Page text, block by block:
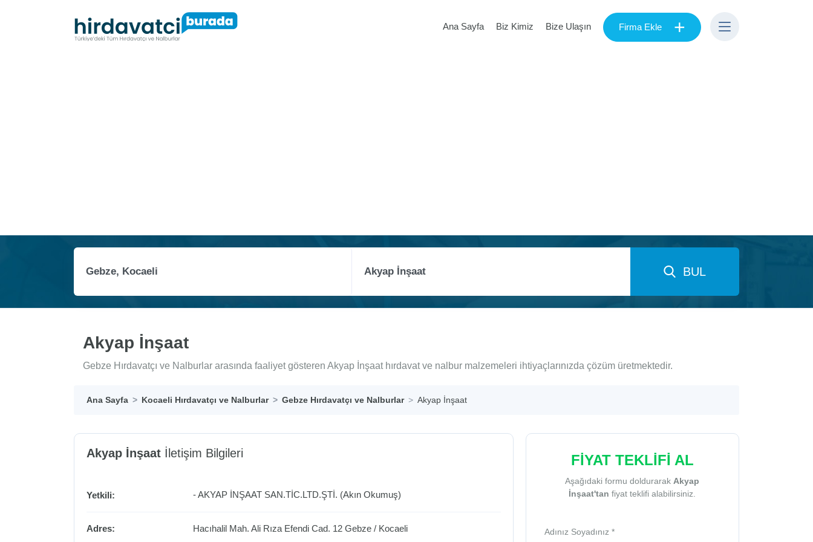
Ana Sayfa Biz Kimiz Bize Ulaşın Firma Ekle +
BUL
Akyap İnşaat
Gebze Hırdavatçı ve Nalburlar arasında faaliyet gösteren Akyap İnşaat hırdavat ve nalbur malzemeleri ihtiyaçlarınızda çözüm üretmektedir.
Ana Sayfa Kocaeli Hırdavatçı ve Nalburlar Gebze Hırdavatçı ve Nalburlar Akyap İnşaat
Akyap İnşaat İletişim Bilgileri
Yetkili: - AKYAP İNŞAAT SAN.TİC.LTD.ŞTİ. (Akın Okumuş)
Adres: Hacıhalil Mah. Ali Rıza Efendi Cad. 12Gebze / Kocaeli
FİYAT TEKLİFİ AL
Aşağıdaki formu doldurarakAkyap
İnşaat'tan fiyat teklifi alabilirsiniz.
Adınız Soyadınız *